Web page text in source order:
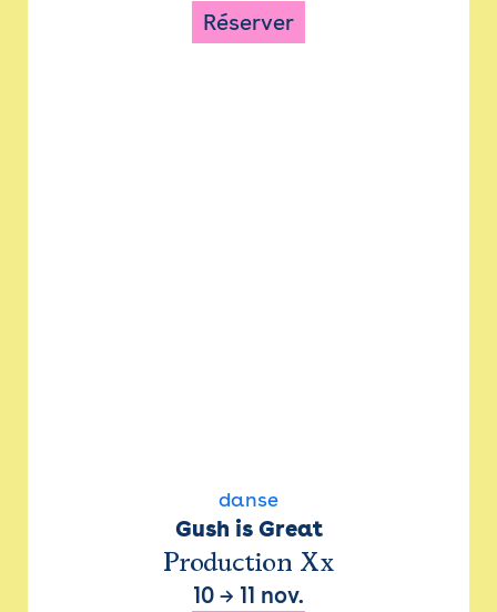
Réserver
danse
Gush is Great
Production Xx
10 → 11 nov.